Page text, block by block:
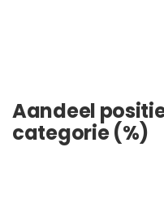
Aandeel
categorie (%)